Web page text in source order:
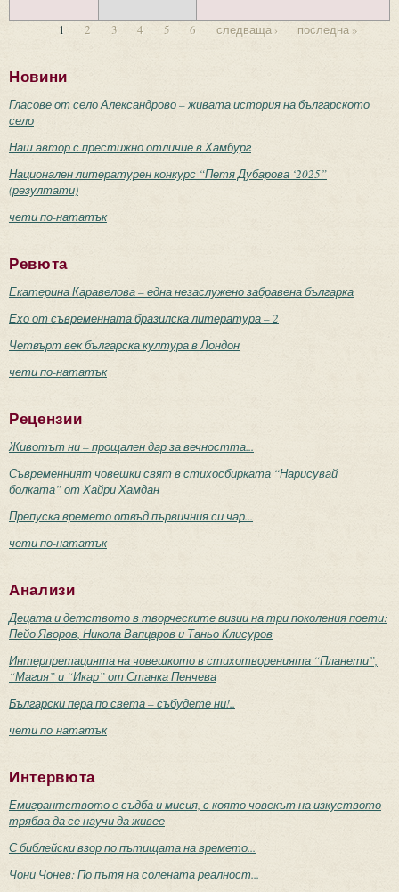
1 2 3 4 5 6 следваща › последна »
Новини
Гласове от село Александрово – живата история на българското
село
Наш автор с престижно отличие в Хамбург
Национален литературен конкурс “Петя Дубарова ‘2025”
(резултати)
чети по-нататък
Ревюта
Екатерина Каравелова – една незаслужено забравена българка
Ехо от съвременната бразилска литература – 2
Четвърт век българска култура в Лондон
чети по-нататък
Рецензии
Животът ни – прощален дар за вечността...
Съвременният човешки свят в стихосбирката “Нарисувай
болката” от Хайри Хамдан
Препуска времето отвъд първичния си чар...
чети по-нататък
Анализи
Децата и детството в творческите визии на три поколения поети:
Пейо Яворов, Никола Вапцаров и Таньо Клисуров
Интерпретацията на човешкото в стихотворенията “Планети”,
“Магия” и “Икар” от Станка Пенчева
Български пера по света – събудете ни!..
чети по-нататък
Интервюта
Емигрантството е съдба и мисия, с която човекът на изкуството
трябва да се научи да живее
С библейски взор по пътищата на времето...
Чони Чонев: По пътя на солената реалност...